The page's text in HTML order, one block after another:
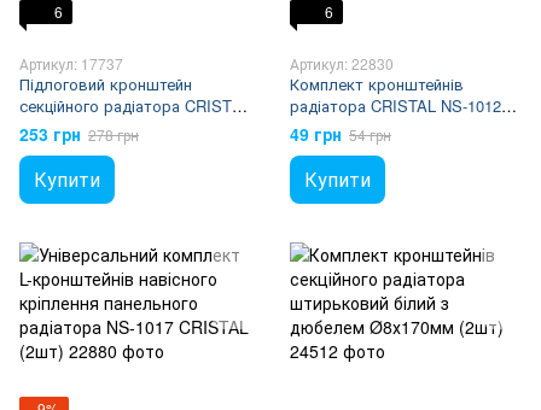
6
Артикул: 17737
Підлоговий кронштейн
секційного радіатора CRISTAL
NR-1014
253 грн 278 грн
Купити
6
Артикул: 22830
Комплект кронштейнів
радіатора CRISTAL NS-1012
кутовий оцинкований
100x77x47мм (2шт)
49 грн 54 грн
Купити